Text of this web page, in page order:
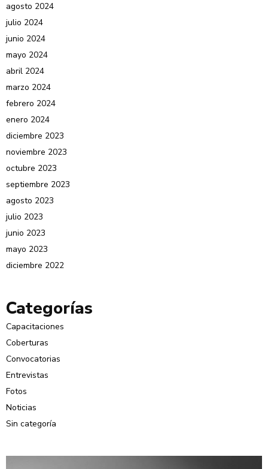
agosto 2024
julio 2024
junio 2024
mayo 2024
abril 2024
marzo 2024
febrero 2024
enero 2024
diciembre 2023
noviembre 2023
octubre 2023
septiembre 2023
agosto 2023
julio 2023
junio 2023
mayo 2023
diciembre 2022
Categorías
Capacitaciones
Coberturas
Convocatorias
Entrevistas
Fotos
Noticias
Sin categoría